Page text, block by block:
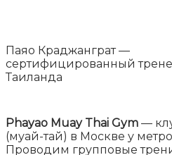
Паяо Краджанграт —
сертифицированный
Таиланда
Phayao Muay Thai Gym —
(муай-тай) в Москве у
Проводим групповые